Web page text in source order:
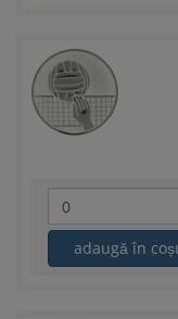
adaugă în